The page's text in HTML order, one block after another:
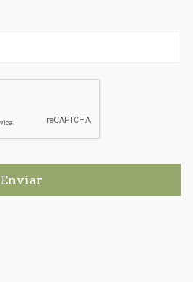
Enviar